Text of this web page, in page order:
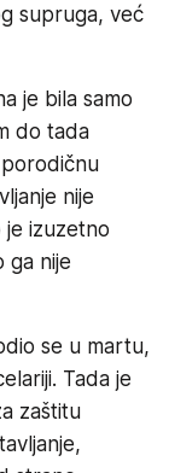
supruga, već
je bila samo
do tada
nije
je izuzetno
ga nije
se u martu,
Tada je
zaštitu